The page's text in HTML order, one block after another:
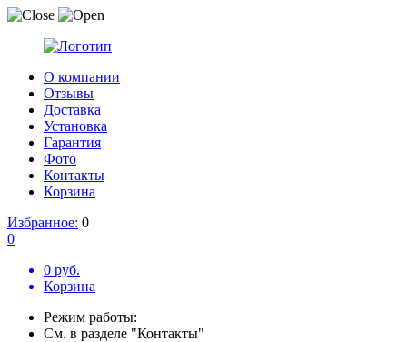
О компании
Отзывы
Доставка
Установка
Гарантия
Фото
Контакты
Корзина
Избранное: 0
0
0 руб.
Корзина
Режим работы:
См. в разделе "Контакты"